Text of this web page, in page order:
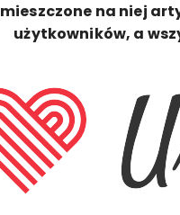
na niej
użytkowników, a